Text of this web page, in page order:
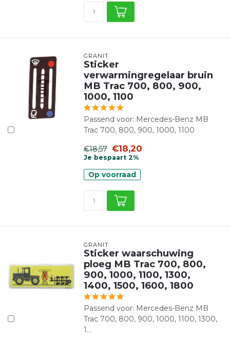
GRANIT
Sticker
verwarmingregelaar bruin
MB Trac 700, 800, 900,
1000, 1100
Passend voor: Mercedes-Benz MB
Trac 700, 800, 900, 1000, 1100
€18,57 €18,20
Je bespaart 2%
Op voorraad
GRANIT
Sticker waarschuwing
ploeg MB Trac 700, 800,
900, 1000, 1100, 1300,
1400, 1500, 1600, 1800
Passend voor: Mercedes-Benz MB
Trac 700, 800, 900, 1000, 1100, 1300,
1...